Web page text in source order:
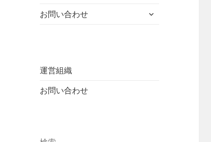
を
お問い合わせ
サ
運営組織
お問い合わせ